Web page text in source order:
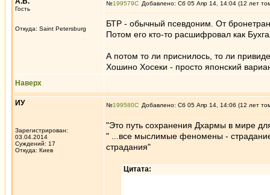
Гость
Откуда: Saint Petersburg
№199579 Добавлено: Сб 05 Апр 14, 14:04 (12 лет
БТР - обычный псевдоним. От
Потом его кто-то расшифровал как
А потом то ли приснилось, то ли
Хошино Хосеки - просто японский
Наверх
ИУ
Зарегистрирован:
03.04.2014
Суждений: 17
Откуда: Киев
№199580 Добавлено: Сб 05 Апр 14, 14:06 (12 лет
"Это путь сохранения Дхармы в мире
" ...все мыслимые феномены -
страдания"
Цитата: